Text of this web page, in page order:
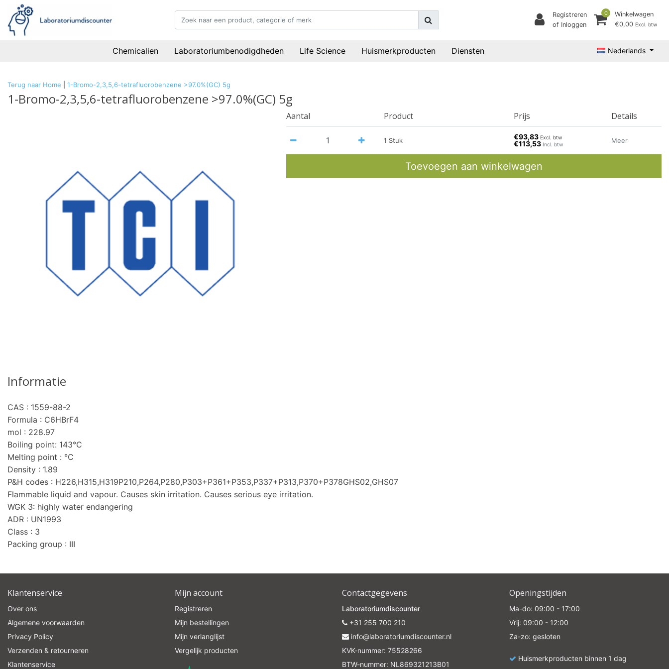
Registreren
of Inloggen
0
Winkelwagen
€0,00 Excl. btw
Chemicalien Laboratoriumbenodigdheden Life Science Huismerkproducten Diensten Nederlands
Terug naar Home 1-Bromo-2,3,5,6-tetrafluorobenzene >97.0%(GC) 5g
1-Bromo-2,3,5,6-tetrafluorobenzene >97.0%(GC) 5g
Aantal Product Prijs Details
1 Stuk €93,83 Excl. btw
€113,53 Incl. btw
Meer
Toevoegen aan winkelwagen
Informatie
CAS : 1559-88-2
Formula : C6HBrF4
mol : 228.97
Boiling point: 143°C
Melting point : °C
Density : 1.89
P&H codes : H226,H315,H319P210,P264,P280,P303+P361+P353,P337+P313,P370+P378GHS02,GHS07
Flammable liquid and vapour. Causes skin irritation. Causes serious eye irritation.
WGK 3: highly water endangering
ADR : UN1993
Class : 3
Packing group : III
Klantenservice
Over ons
Algemene voorwaarden
Privacy Policy
Verzenden & retourneren
Klantenservice
Mijn account
Registreren
Mijn bestellingen
Mijn verlanglijst
Vergelijk producten
Contactgegevens
Laboratoriumdiscounter
+31 255 700 210
info@laboratoriumdiscounter.nl
KVK-nummer: 75528266
BTW-nummer: NL869321213B01
Openingstijden
Ma-do: 09:00 - 17:00
Vrij: 09:00 - 12:00
Za-zo: gesloten
Huismerkproducten binnen 1 dag